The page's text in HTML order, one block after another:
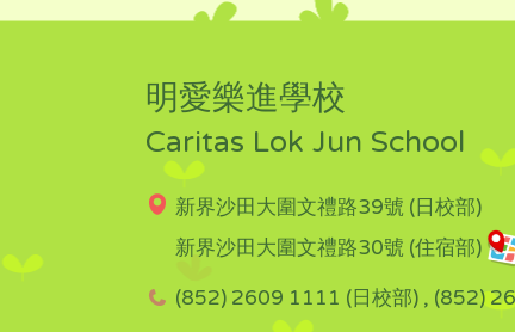
明愛樂進學校
Caritas Lok Jun School
新界沙田大圍文禮路39號 (日校部)
新界沙田大圍文禮路30號 (住宿部)
(852) 2609 1111 (日校部) , (852)